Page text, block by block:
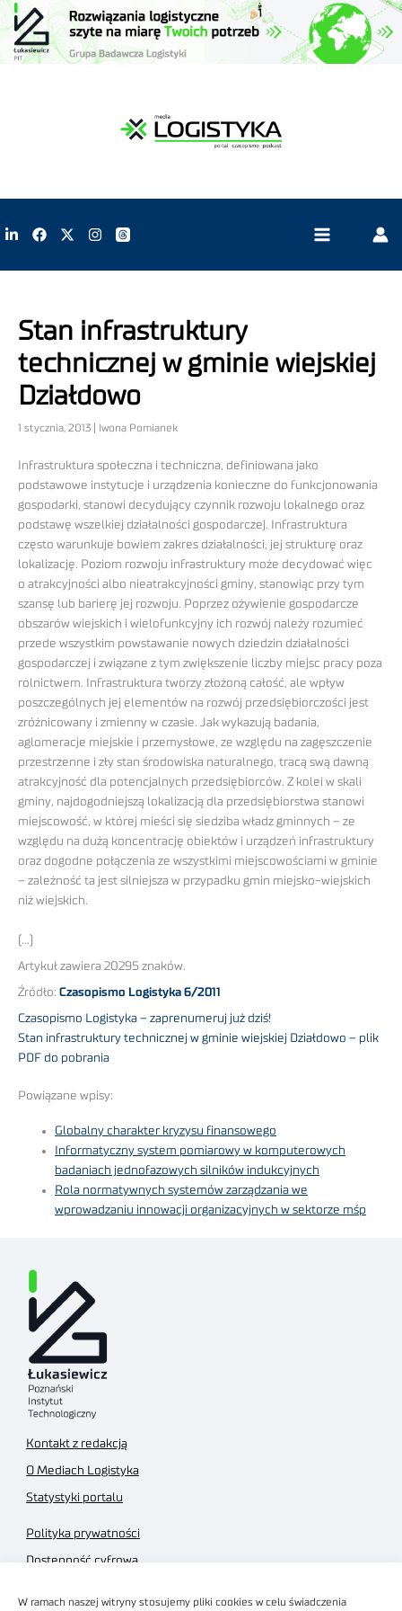
W ramach naszej witryny stosujemy pliki cookies w celu świadczenia
Stan infrastruktury
technicznej w gminie wiejskiej
Działdowo
1 stycznia, 2013 | Iwona Pomianek
Infrastruktura społeczna i techniczna, definiowana jako
podstawowe instytucje i urządzenia konieczne do funkcjonowania
gospodarki, stanowi decydujący czynnik rozwoju lokalnego oraz
podstawę wszelkiej działalności gospodarczej. Infrastruktura
często warunkuje bowiem zakres działalności, jej strukturę oraz
lokalizację. Poziom rozwoju infrastruktury może decydować więc
o atrakcyjności albo nieatrakcyjności gminy, stanowiąc przy tym
szansę lub barierę jej rozwoju. Poprzez ożywienie gospodarcze
obszarów wiejskich i wielofunkcyjny ich rozwój należy rozumieć
przede wszystkim powstawanie nowych dziedzin działalności
gospodarczej i związane z tym zwiększenie liczby miejsc pracy poza
rolnictwem. Infrastruktura tworzy złożoną całość, ale wpływ
poszczególnych jej elementów na rozwój przedsiębiorczości jest
zróżnicowany i zmienny w czasie. Jak wykazują badania,
aglomeracje miejskie i przemysłowe, ze względu na zagęszczenie
przestrzenne i zły stan środowiska naturalnego, tracą swą dawną
atrakcyjność dla potencjalnych przedsiębiorców. Z kolei w skali
gminy, najdogodniejszą lokalizacją dla przedsiębiorstwa stanowi
miejscowość, w której mieści się siedziba władz gminnych – ze
względu na dużą koncentrację obiektów i urządzeń infrastruktury
oraz dogodne połączenia ze wszystkimi miejscowościami w gminie
– zależność ta jest silniejsza w przypadku gmin miejsko-wiejskich
niż wiejskich.
(…)
Artykuł zawiera 20295 znaków.
Źródło: Czasopismo Logistyka 6/2011
Czasopismo Logistyka – zaprenumeruj już dziś!
Stan infrastruktury technicznej w gminie wiejskiej Działdowo – plik
PDF do pobrania
Powiązane wpisy:
Globalny charakter kryzysu finansowego
Informatyczny system pomiarowy w komputerowych
badaniach jednofazowych silników indukcyjnych
Rola normatywnych systemów zarządzania we
wprowadzaniu innowacji organizacyjnych w sektorze mśp
Kontakt z redakcją
O Mediach Logistyka
Statystyki portalu
Polityka prywatności
Dostępność cyfrowa